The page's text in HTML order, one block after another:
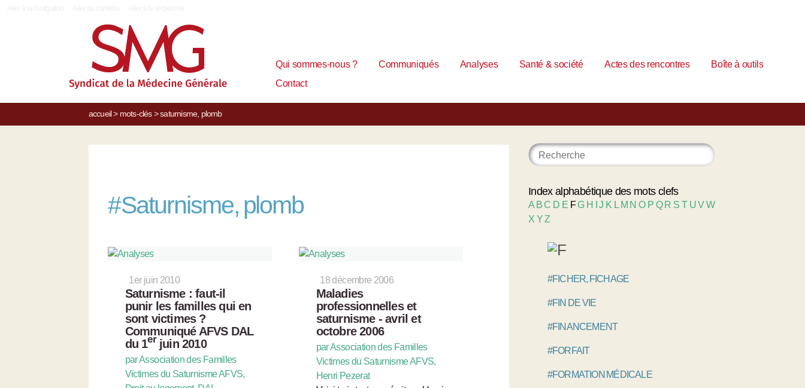
Qui sommes-nous ? Communiqués Analyses Santé & société Actes des rencontres
Boîte à outils
Contact
accueil> mots-clés> saturnisme, plomb
#Saturnisme, plomb
1er juin 2010
Saturnisme : faut-il
punir les familles qui en
sont victimes ?
Communiqué AFVS DAL
du 1er juin 2010
par Association des Familles
Victimes du Saturnisme AFVS,
18 décembre 2006
Maladies
professionnelles et
saturnisme - avril et
octobre 2006
par Association des Familles
Victimes du Saturnisme AFVS,
Henri Pezerat
Index alphabétique des mots clefs
A BC D E FG H IJ K L M NO P Q R S T UVW
X YZ
#FICHER, FICHAGE
#FIN DE VIE
#FINANCEMENT
#FORFAIT
#FORMATION MÉDICALE